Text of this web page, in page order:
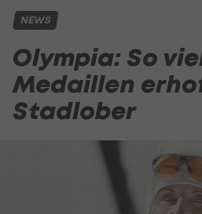
NEWS
Olympia: So
Medaillen
Stadlober